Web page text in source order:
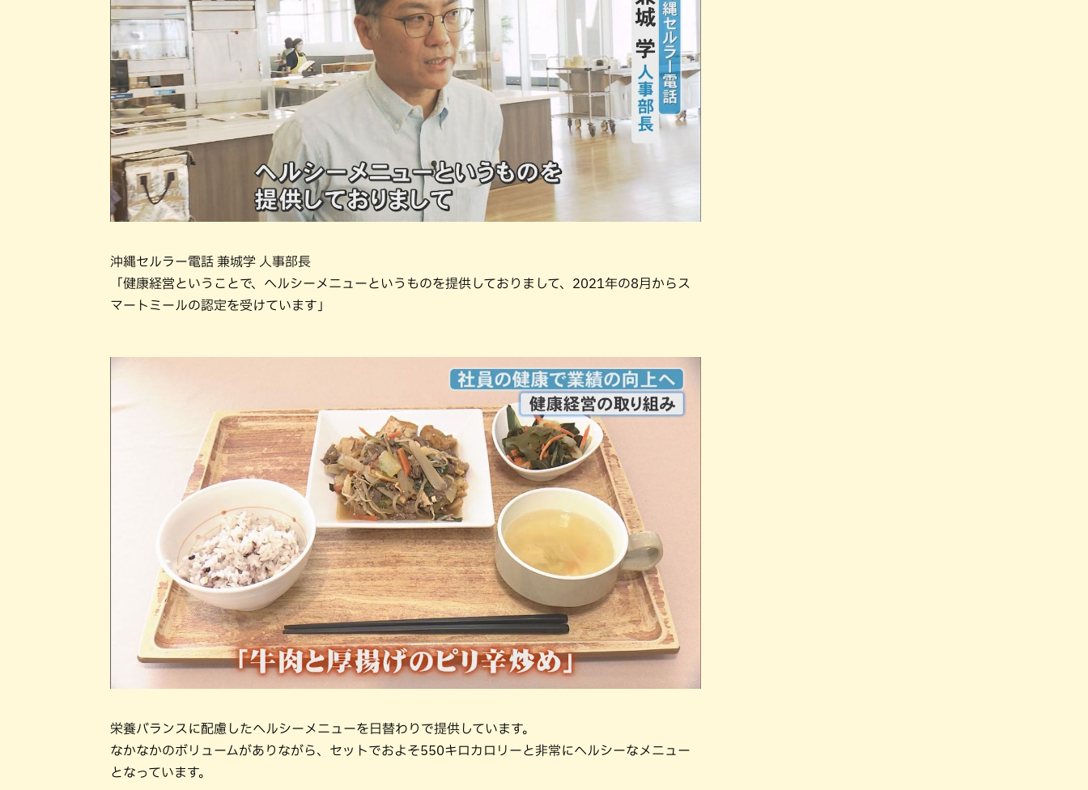
沖縄セルラー電話 兼城学 人事部長
「健康経営ということで、ヘルシーメニューというものを提供しておりまして、2021年の8月からス
マートミールの認定を受けています」
栄養バランスに配慮したヘルシーメニューを日替わりで提供しています。
なかなかのボリュームがありながら、セットでおよそ550キロカロリーと非常にヘルシーなメニュー
となっています。